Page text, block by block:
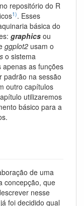
repositório do R
1). Esses
básica do
graphics ou
ggplot2 usam o
o sistema
apenas as funções
padrão na sessão
outro capítulos
utilizaremos
básico para a
de uma
concepção, que
nesse
foi decidido qual